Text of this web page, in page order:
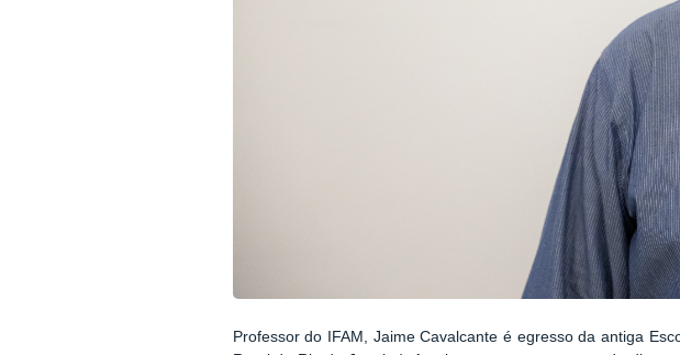
Professor do IFAM, Jaime Cavalcante é egresso da antiga